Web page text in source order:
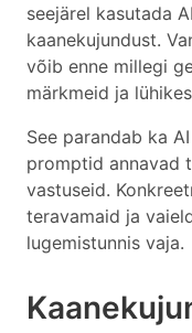
seejärel kasutada
kaanekujundust.
võib enne millegi
märkmeid ja
See parandab ka
promptid annavad
vastuseid.
teravamaid ja
lugemistunnis vaja.